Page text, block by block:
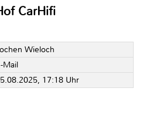
CarHifi
Wieloch
Mail
17:18 Uhr